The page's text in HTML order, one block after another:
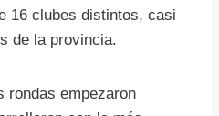
16 clubes distintos, casi
de la provincia.
rondas empezaron